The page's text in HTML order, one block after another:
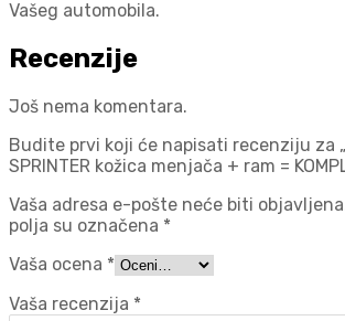
Vašeg automobila.
Recenzije
Još nema komentara.
Budite prvi koji će napisati recenziju za
SPRINTER kožica menjača + ram =
Vaša adresa e-pošte neće biti
polja su označena *
Vaša ocena *
Vaša recenzija *